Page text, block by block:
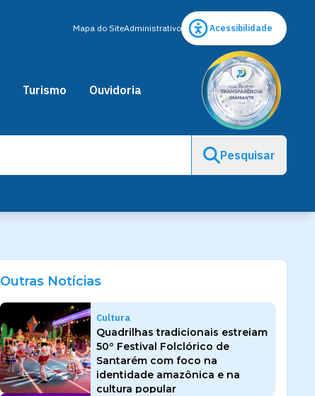
Mapa do SiteAdministrativo Acessibilidade
Turismo Ouvidoria
Pesquisar
Outras Notícias
Cultura
Quadrilhas tradicionais estreiam
50º Festival Folclórico de
Santarém com foco na
identidade amazônica e na
cultura popular